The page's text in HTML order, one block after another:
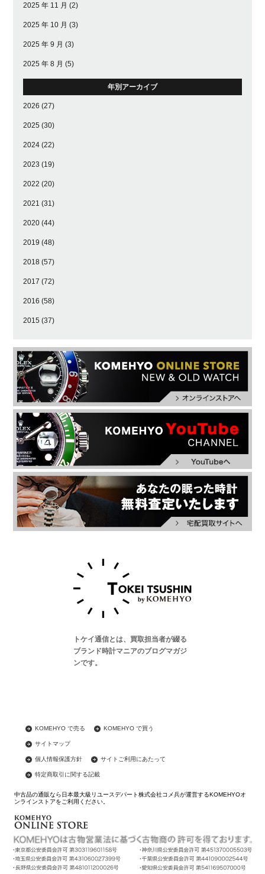
2025 年 11 月 (2)
2025 年 10 月 (3)
2025 年 9 月 (3)
2025 年 8 月 (5)
年別アーカイブ
2026 (27)
2025 (30)
2024 (22)
2023 (19)
2022 (20)
2021 (31)
2020 (44)
2019 (48)
2018 (57)
2017 (72)
2016 (58)
2015 (37)
トケイ通信とは、買取担当者が綴る
ブランド時計マニアのブログマガジ
ンです。
KOMEHYO で売る KOMEHYO で買う
サイトマップ
個人情報保護方針 サイトご利用にあたって
特定商取引に関する記載
中古品の通販なら日本最大級リユースデパート株式会社コメ兵が運営するKOMEHYOオ
ンラインストアをご利用ください。